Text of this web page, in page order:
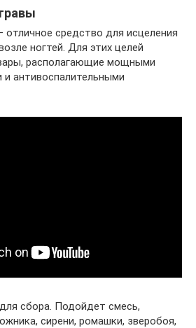
отличное средство для исцеления
ногтей. Для этих целей
располагающие мощными
антивоспалительными
сбора. Подойдет смесь,
сирени, ромашки, зверобоя,